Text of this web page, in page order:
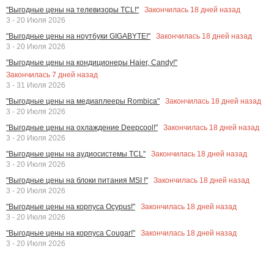
"Выгодные цены на телевизоры TCL!"
Закончилась 18 дней назад
3 - 20 Июля 2026
"Выгодные цены на ноутбуки GIGABYTE!"
Закончилась 18 дней назад
3 - 20 Июля 2026
"Выгодные цены на кондиционеры Haier, Candy!"
Закончилась 7 дней назад
3 - 31 Июля 2026
"Выгодные цены на медиаплееры Rombica"
Закончилась 18 дней назад
3 - 20 Июля 2026
"Выгодные цены на охлаждение Deepcool!"
Закончилась 18 дней назад
3 - 20 Июля 2026
"Выгодные цены на аудиосистемы TCL"
Закончилась 18 дней назад
3 - 20 Июля 2026
"Выгодные цены на блоки питания MSI !"
Закончилась 18 дней назад
3 - 20 Июля 2026
"Выгодные цены на корпуса Ocypus!"
Закончилась 18 дней назад
3 - 20 Июля 2026
"Выгодные цены на корпуса Cougar!"
Закончилась 18 дней назад
3 - 20 Июля 2026